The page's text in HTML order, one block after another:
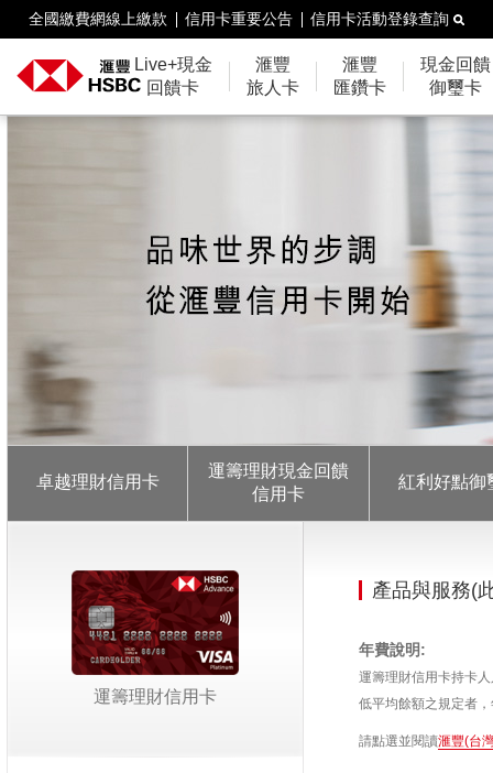
全國繳費網線上繳款 信用卡重要公告 信用卡活動登錄查詢
Live+現金
回饋卡
滙豐
旅人卡
滙豐
匯鑽卡
現金回饋
御璽卡
卓越理財信用卡
運籌理財現金回饋
信用卡
紅利好點御
運籌理財信用卡
產品與服務(
年費說明:
運籌理財信用卡持卡
低平均餘額之規定者
請點選並閱讀滙豐(台